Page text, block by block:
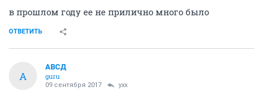
в прошлом году ее не прилично много было
ОТВЕТИТЬ
А
АВСД
guru
09 сентября 2017 yxx